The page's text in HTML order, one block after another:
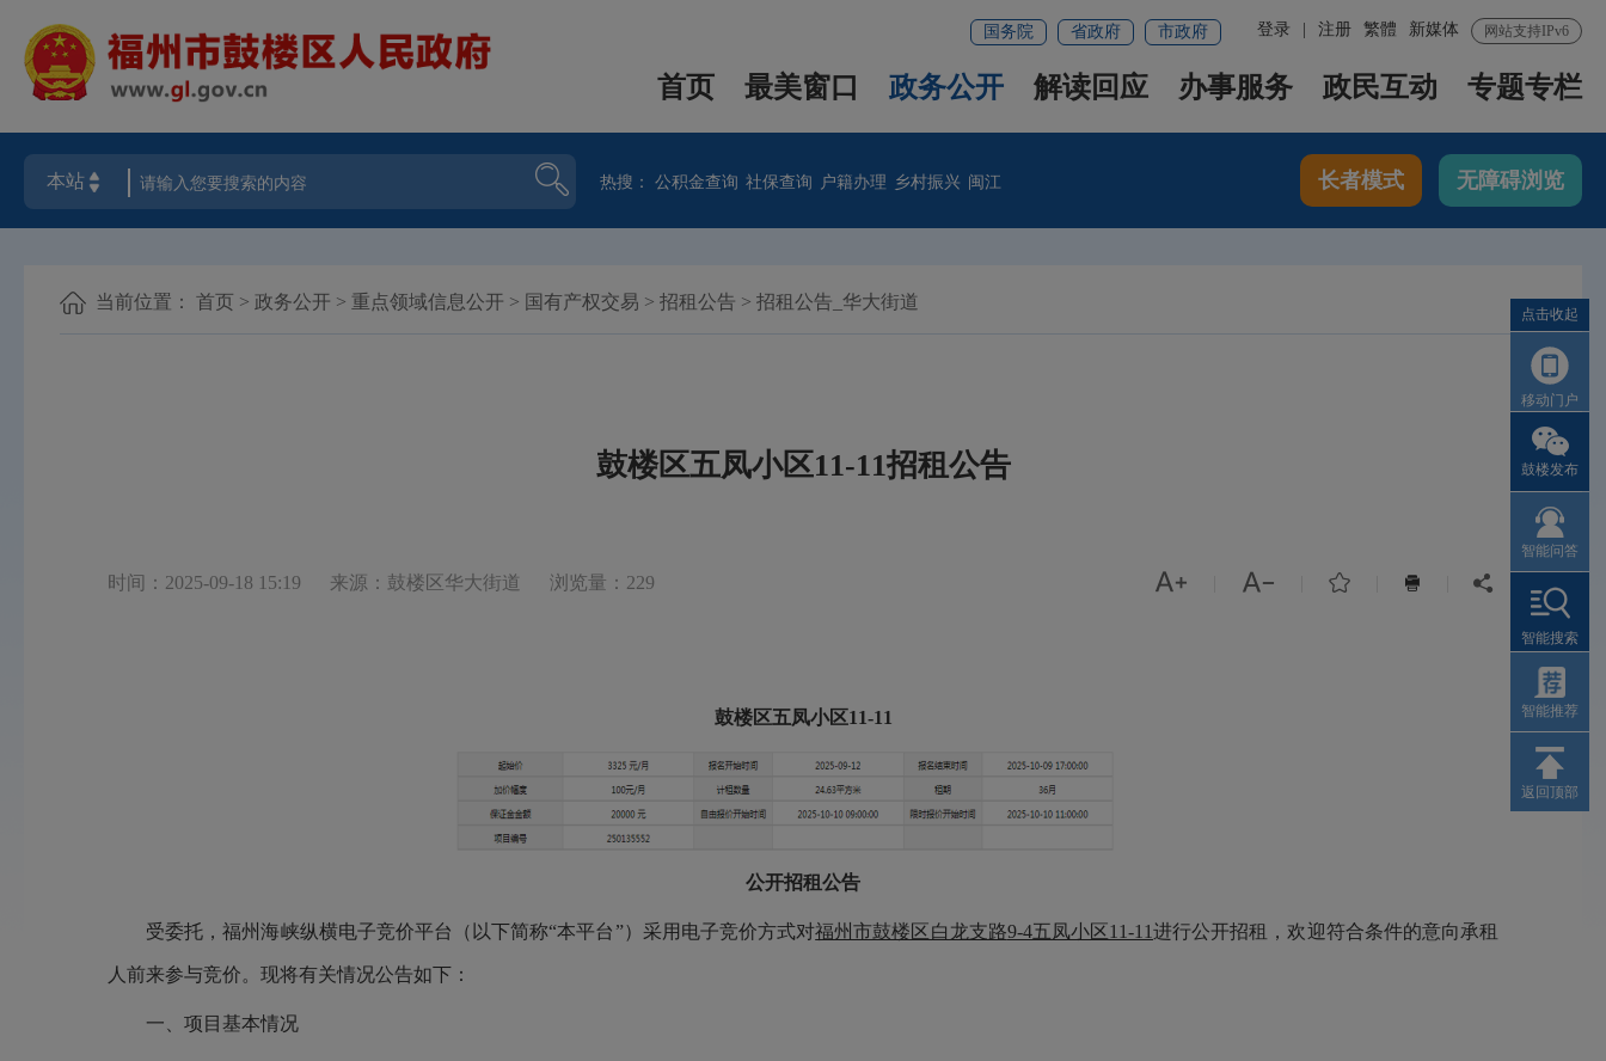
网站支持IPv6
新媒体
繁體
登录 注册
国务院 省政府 市政府
首页 最美窗口 政务公开 解读回应 办事服务 政民互动 专题专栏
热搜：公积金查询 社保查询 户籍办理 乡村振兴 闽江 长者模式 无障碍浏览
当前位置： 首页 > 政务公开 > 重点领域信息公开 > 国有产权交易 > 招租公告 > 招租公告_华大街道
鼓楼区五凤小区11-11招租公告
时间：2025-09-18 15:19 来源：鼓楼区华大街道 浏览量：229     
鼓楼区五凤小区11-11
公开招租公告
受委托，福州海峡纵横电子竞价平台（以下简称“本平台”）采用电子竞价方式对福州市鼓楼区白龙支路9-4五凤小区11-11进行公开招租，欢迎符合条件的意向承租
人前来参与竞价。现将有关情况公告如下：
一、项目基本情况
点击收起
移动门户
鼓楼发布
智能问答
智能搜索
智能推荐
返回顶部